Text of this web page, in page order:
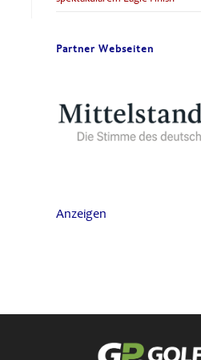
Partner Webseiten
Anzeigen